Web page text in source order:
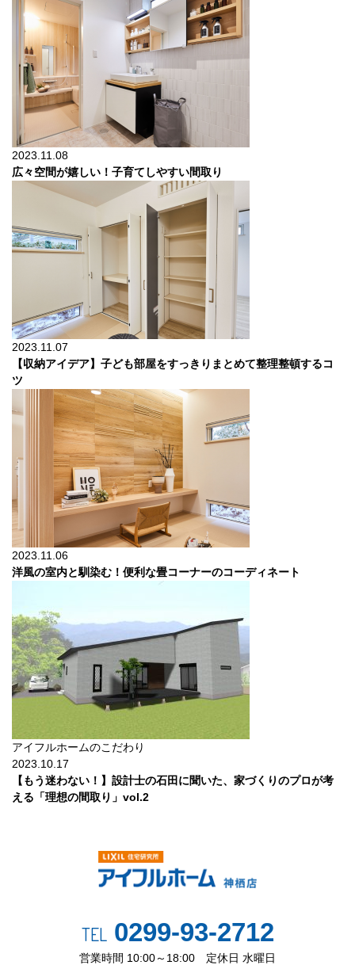
2023.11.08
広々空間が嬉しい！子育てしやすい間取り
2023.11.07
【収納アイデア】子ども部屋をすっきりまとめて整理整頓するコ
ツ
2023.11.06
洋風の室内と馴染む！便利な畳コーナーのコーディネート
アイフルホームのこだわり
2023.10.17
【もう迷わない！】設計士の石田に聞いた、家づくりのプロが考
える「理想の間取り」vol.2
TEL0299-93-2712
営業時間 10:00～18:00 定休日 水曜日